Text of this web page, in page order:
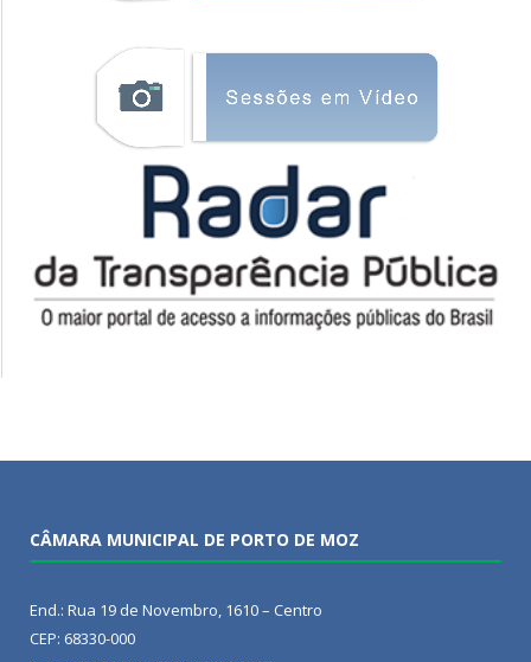
CÂMARA MUNICIPAL DE PORTO DE MOZ
End.: Rua 19 de Novembro, 1610 – Centro
CEP: 68330-000